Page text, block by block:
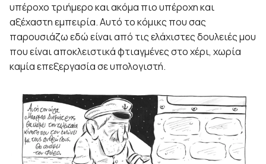
υπέροχο τριήμερο και ακόμα πιο υπέροχη και
αξέχαστη εμπειρία. Αυτό το κόμικς που σας
παρουσιάζω εδώ είναι από τις ελάχιστες δουλειές μου
που είναι αποκλειστικά φτιαγμένες στο χέρι, χωρία
καμία επεξεργασία σε υπολογιστή.